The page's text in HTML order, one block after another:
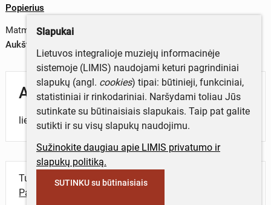
Popierius
Matmenys
Aukštis x plotis – 6 x 9,2 cm
Aprašymas
lietuvių ir rusų k., sulenkiamas.
Turite daugiau informacijos apie objektą?
Parašykite mums!
Slapukai
Lietuvos integralioje muziejų informacinėje
sistemoje (LIMIS) naudojami keturi pagrindiniai
slapukų (angl. cookies) tipai: būtinieji, funkciniai,
statistiniai ir rinkodariniai. Naršydami toliau Jūs
sutinkate su būtinaisiais slapukais. Taip pat galite
sutikti ir su visų slapukų naudojimu.
Sužinokite daugiau apie LIMIS privatumo ir
slapukų politiką.
SUTINKU su būtinaisiais